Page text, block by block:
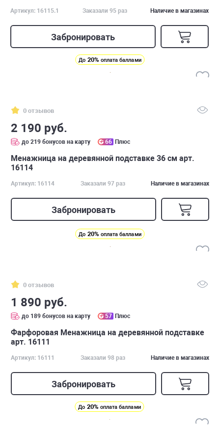
Артикул: 16115.1 Заказали 95 раз Наличие в магазинах
Забронировать
До 20% оплата баллами
0 отзывов
2 190 руб.
до 219 бонусов на карту 66 Плюс
Менажница на деревянной подставке 36 см арт.
16114
Артикул: 16114 Заказали 97 раз Наличие в магазинах
Забронировать
До 20% оплата баллами
0 отзывов
1 890 руб.
до 189 бонусов на карту 57 Плюс
Фарфоровая Менажница на деревянной подставке
арт. 16111
Артикул: 16111 Заказали 98 раз Наличие в магазинах
Забронировать
До 20% оплата баллами